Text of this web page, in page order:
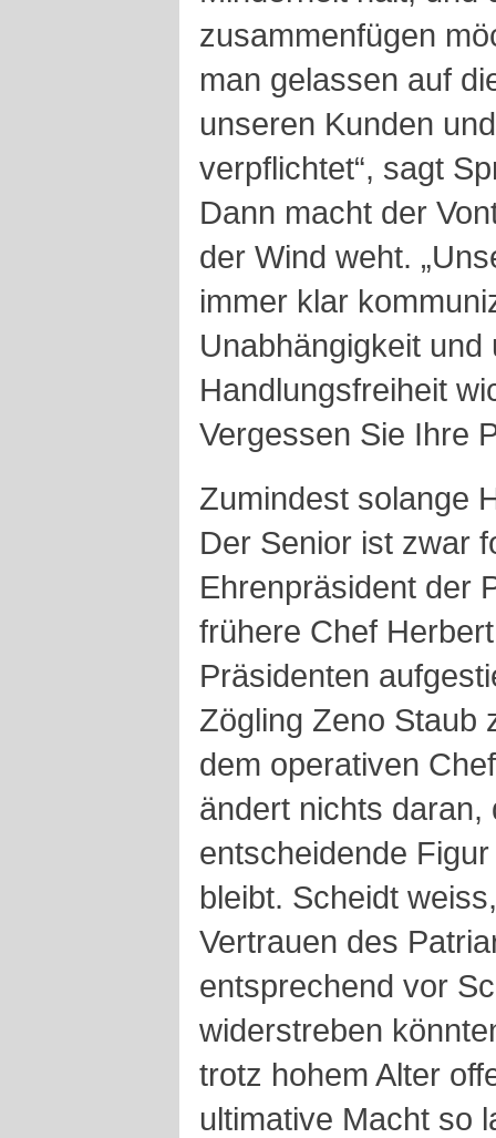
zusammenfügen
man gelassen auf
unseren Kunden
verpflichtet“, sagt
Dann macht der
der Wind weht.
immer klar
Unabhängigkeit
Handlungsfreiheit
Vergessen Sie Ihre
Zumindest solange
Der Senior ist zwar
Ehrenpräsident der
frühere Chef
Präsidenten
Zögling Zeno Staub
dem operativen
ändert nichts daran,
entscheidende
bleibt. Scheidt
Vertrauen des
entsprechend vor
widerstreben
trotz hohem Alter
ultimative Macht so